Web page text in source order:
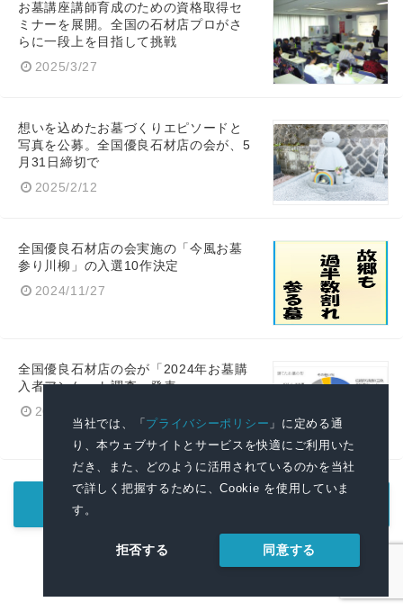
当社では、「プライバシーポリシー 」に定める通
り、本ウェブサイトとサービスを快適にご利用いた
だき、また、どのように活用されているのかを当社
で詳しく把握するために、Cookie を使用していま
す。
拒否する 同意する
お墓講座講師育成のための資格取得セ
ミナーを展開。全国の石材店プロがさ
らに一段上を目指して挑戦
2025/3/27
想いを込めたお墓づくりエピソードと
写真を公募。全国優良石材店の会が、5
月31日締切で
2025/2/12
全国優良石材店の会実施の「今風お墓
参り川柳」の入選10作決定
2024/11/27
全国優良石材店の会が「2024年お墓購
入者アンケート調査」発表
2024/9/5